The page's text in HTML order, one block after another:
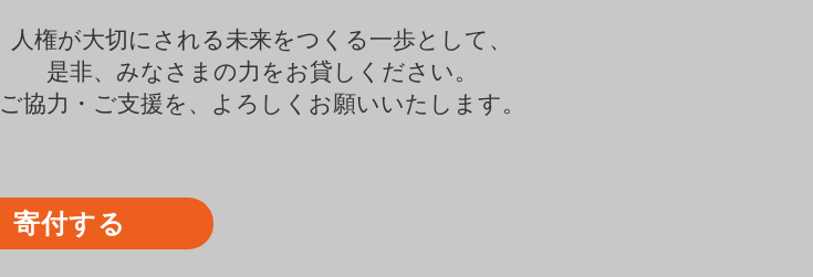
人権が大切にされる未来をつくる一歩として、
是非、みなさまの力をお貸しください。
ご協力・ご支援を、よろしくお願いいたします。
寄付する